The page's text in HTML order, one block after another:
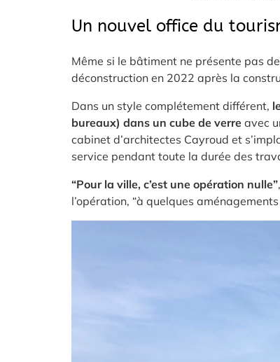
Un nouvel office du
Même si le bâtiment ne présente pas
déconstruction en 2022 après la
Dans un style complétement différent,
bureaux) dans un cube de verre avec
cabinet d’architectes Cayroud et
service pendant toute la durée des
“Pour la ville, c’est une opération nulle”
l’opération, “à quelques